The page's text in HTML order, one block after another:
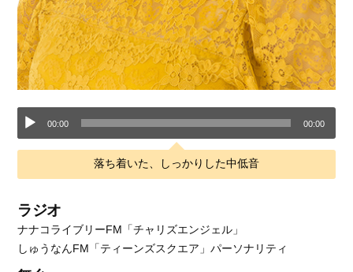
音
声
プ
ー
00:00 00:00
落ち着いた、しっかりした中低音
ラジオ
ナナコライブリーFM「チャリズエンジェル」
しゅうなんFM「ティーンズスクエア」パーソナリティ